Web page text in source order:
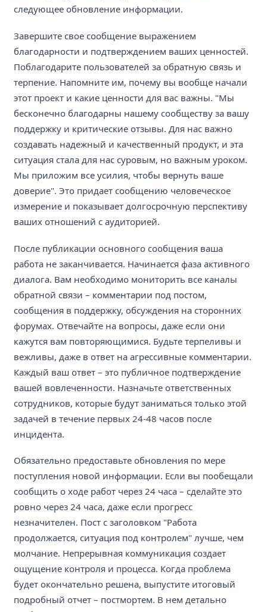
следующее обновление информации.
Завершите свое сообщение выражением
благодарности и подтверждением ваших ценностей.
Поблагодарите пользователей за обратную связь и
терпение. Напомните им, почему вы вообще начали
этот проект и какие ценности для вас важны. "Мы
бесконечно благодарны нашему сообществу за вашу
поддержку и критические отзывы. Для нас важно
создавать надежный и качественный продукт, и эта
ситуация стала для нас суровым, но важным уроком.
Мы приложим все усилия, чтобы вернуть ваше
доверие". Это придает сообщению человеческое
измерение и показывает долгосрочную перспективу
ваших отношений с аудиторией.
После публикации основного сообщения ваша
работа не заканчивается. Начинается фаза активного
диалога. Вам необходимо мониторить все каналы
обратной связи – комментарии под постом,
сообщения в поддержку, обсуждения на сторонних
форумах. Отвечайте на вопросы, даже если они
кажутся вам повторяющимися. Будьте терпеливы и
вежливы, даже в ответ на агрессивные комментарии.
Каждый ваш ответ – это публичное подтверждение
вашей вовлеченности. Назначьте ответственных
сотрудников, которые будут заниматься только этой
задачей в течение первых 24-48 часов после
инцидента.
Обязательно предоставьте обновления по мере
поступления новой информации. Если вы пообещали
сообщить о ходе работ через 24 часа – сделайте это
ровно через 24 часа, даже если прогресс
незначителен. Пост с заголовком "Работа
продолжается, ситуация под контролем" лучше, чем
молчание. Непрерывная коммуникация создает
ощущение контроля и процесса. Когда проблема
будет окончательно решена, выпустите итоговый
подробный отчет – постмортем. В нем детально